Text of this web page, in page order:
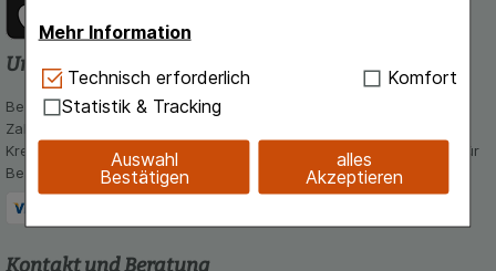
Mehr Information
Technisch Notwendig:Hierbei handelt es sich um
Cookies, die für die Grundfunktionen unserer
Website notwendig sind (z.B. Navigation,
Warenkorb, Kundenkonto), weshalb auf diese nicht
verzichtet werden kann.
Einkaufserlebnis noch ansprechender zu gestalten,
beispielsweise für die Wiedererkennung des
Technisch erforderlich
Komfort
Statistik & Tracking
Auswahl
Bestätigen
alles
Akzeptieren
Unsere Zahlungsarten
Bequem und sicher - Wählen Sie aus unseren verschiedenen
Zahlungsmöglichkeiten:
Kreditkarte, PayPal,Vorkasse, iDeal, Bancontact und Rechnung (für
Bestandskunden)
Kontakt und Beratung